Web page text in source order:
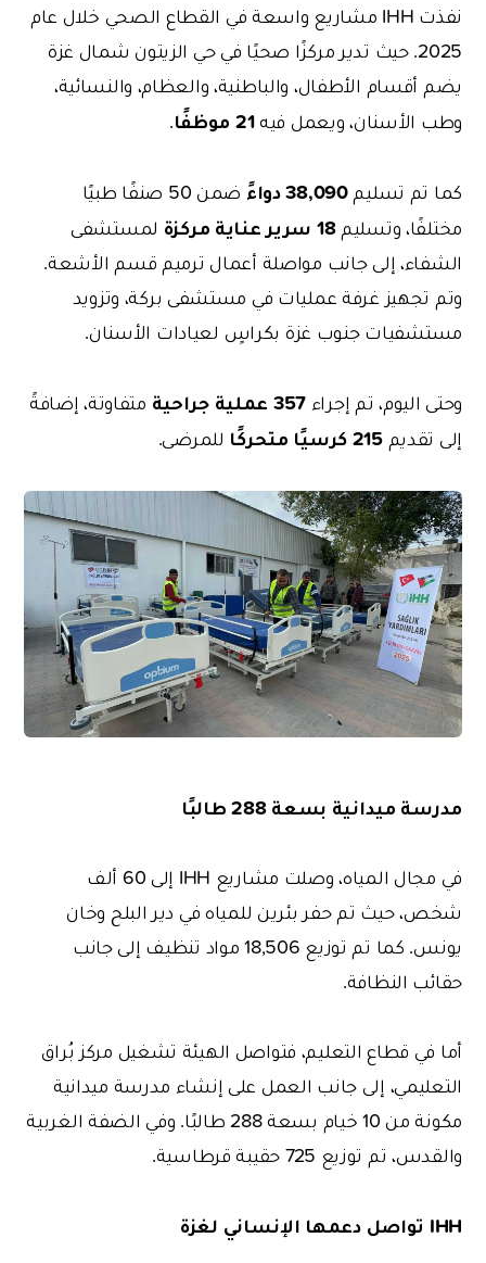
نفذت IHH مشاريع واسعة في القطاع الصحي خلال عام
2025. حيث تدير مركزًا صحيًا في حي الزيتون شمال غزة
يضم أقسام الأطفال، والباطنية، والعظام، والنسائية،
وطب الأسنان، ويعمل فيه21 موظفًا .
كما تم تسليم38,090 دواءً
ضمن 50 صنفًا طبيًا
مختلفًا، وتسليم18 سرير عناية مركزة
لمستشفى
الشفاء، إلى جانب مواصلة أعمال ترميم قسم الأشعة.
وتم تجهيز غرفة عمليات في مستشفى بركة، وتزويد
مستشفيات جنوب غزة بكراسٍ لعيادات الأسنان.
وحتى اليوم، تم إجراء 357 عملية جراحية
متفاوتة، إضافةً
إلى تقديم215 كرسيًا متحركًا للمرضى.
مدرسة ميدانية بسعة 288 طالبًا
في مجال المياه، وصلت مشاريع IHH إلى 60 ألف
شخص، حيث تم حفر بئرين للمياه في دير البلح وخان
يونس. كما تم توزيع 18,506 مواد تنظيف إلى جانب
حقائب النظافة.
أما في قطاع التعليم، فتواصل الهيئة تشغيل مركز بُراق
التعليمي، إلى جانب العمل على إنشاء مدرسة ميدانية
مكونة من 10 خيام بسعة 288 طالبًا. وفي الضفة الغربية
والقدس، تم توزيع 725 حقيبة قرطاسية.
IHH تواصل دعمها الإنساني لغزة